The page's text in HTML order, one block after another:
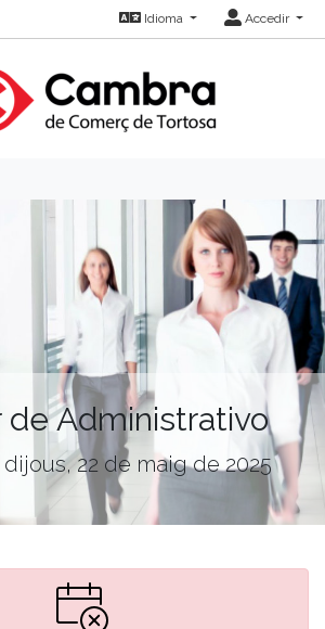
Idioma Accedir
de Administrativo
22 de maig de 2025